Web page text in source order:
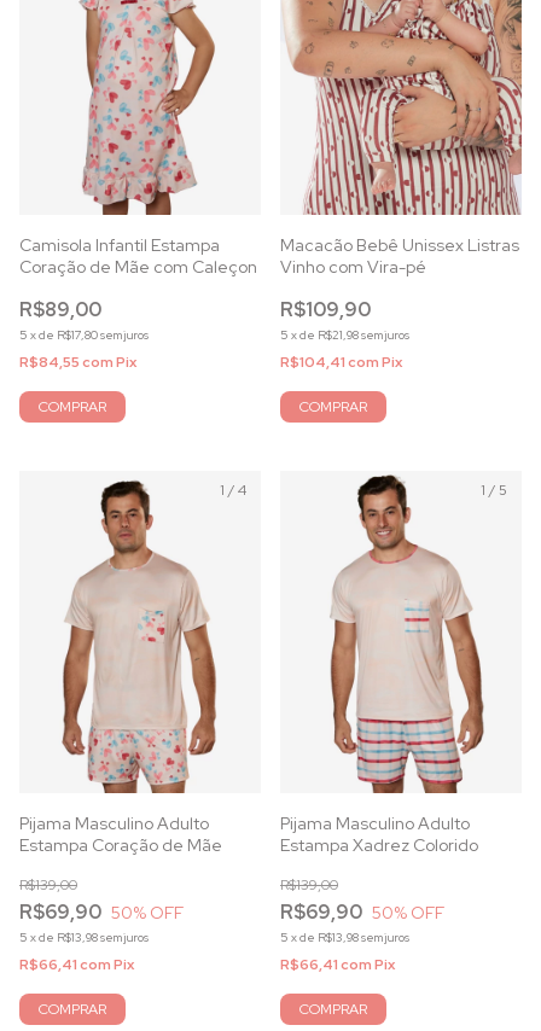
Camisola Infantil Estampa
Coração de Mãe com Caleçon
R$89,00
5 xde R$17,80sem juros
R$84,55comPix
COMPRAR
Macacão Bebê Unissex Listras
Vinho com Vira-pé
R$109,90
5 xde R$21,98sem juros
R$104,41comPix
COMPRAR
1 /4
Pijama Masculino Adulto
Estampa Coração de Mãe
R$69,90
R$139,00
50% OFF
5 xde R$13,98sem juros
R$66,41comPix
COMPRAR
1 / 5
Pijama Masculino Adulto
Estampa Xadrez Colorido
R$69,90
R$139,00
50% OFF
5 xde R$13,98sem juros
R$66,41comPix
COMPRAR